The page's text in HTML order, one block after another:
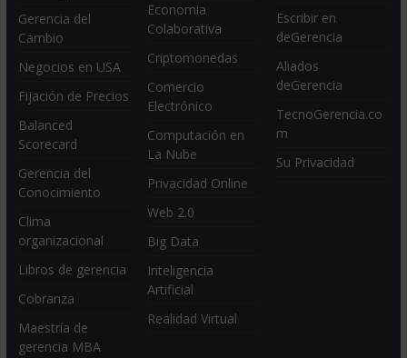
Gerencia del
Cambio
Negocios en USA
Fijación de Precios
Balanced
Scorecard
Gerencia del
Conocimiento
Clima
organizacional
Libros de gerencia
Cobranza
Maestría de
gerencia MBA
Economia
Colaborativa
Criptomonedas
Comercio
Electrónico
Computación en
La Nube
Privacidad Online
Web 2.0
Big Data
Inteligencia
Artificial
Realidad Virtual
Escribir en
deGerencia
Aliados
deGerencia
TecnoGerencia.co
m
Su Privacidad